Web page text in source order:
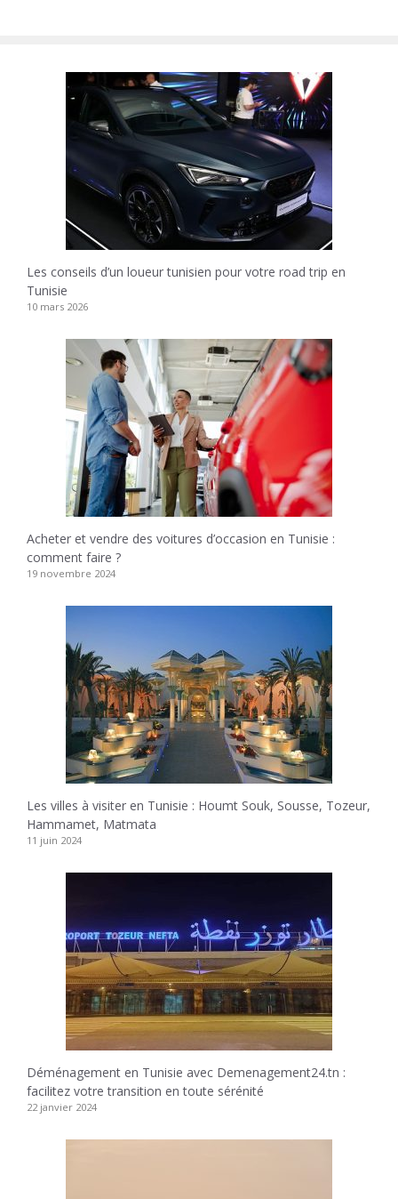
Les conseils d’un loueur tunisien pour votre road trip en
Tunisie
10 mars 2026
Acheter et vendre des voitures d’occasion en Tunisie :
comment faire ?
19 novembre 2024
Les villes à visiter en Tunisie : Houmt Souk, Sousse, Tozeur,
Hammamet, Matmata
11 juin 2024
Déménagement en Tunisie avec Demenagement24.tn :
facilitez votre transition en toute sérénité
22 janvier 2024